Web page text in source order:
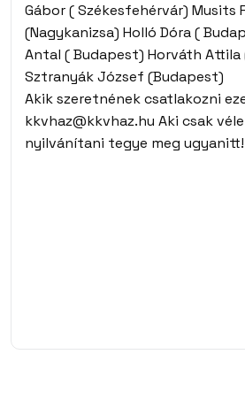
Gábor ( Székesfehérvár) Musits
(Nagykanizsa) Holló Dóra (
Antal ( Budapest) Horváth Attila
Sztranyák József (Budapest)
Akik szeretnének csatlakozni
kkvhaz@kkvhaz.hu Aki csak
nyilvánítani tegye meg ugyanitt!